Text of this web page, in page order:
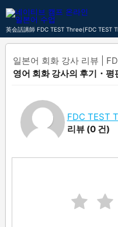
英会話講師 FDC TEST Three(FDC TEST
일본어 회화 강사 리뷰 |
영어 회화 강사의 후기・
FDC TEST
리뷰 (0 건)